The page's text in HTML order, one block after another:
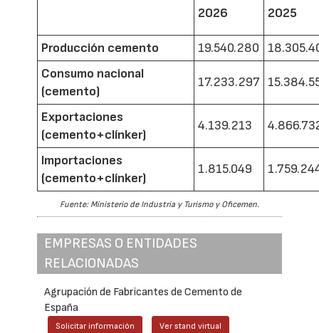
2026 2025
Producción cemento 19.540.280
Consumo nacional
(cemento)
17.233.297
Exportaciones
(cemento+clínker)
4.139.213
Importaciones
(cemento+clínker)
1.815.049
Fuente: Ministerio de Industria y Turismo y Oficemen.
EMPRESAS O ENTIDADES
RELACIONADAS
Agrupación de Fabricantes de Cemento de
España
Solicitar información Ver stand virtual